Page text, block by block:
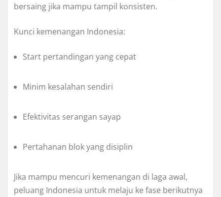
bersaing jika mampu tampil konsisten.
Kunci kemenangan Indonesia:
Start pertandingan yang cepat
Minim kesalahan sendiri
Efektivitas serangan sayap
Pertahanan blok yang disiplin
Jika mampu mencuri kemenangan di laga awal,
peluang Indonesia untuk melaju ke fase berikutnya